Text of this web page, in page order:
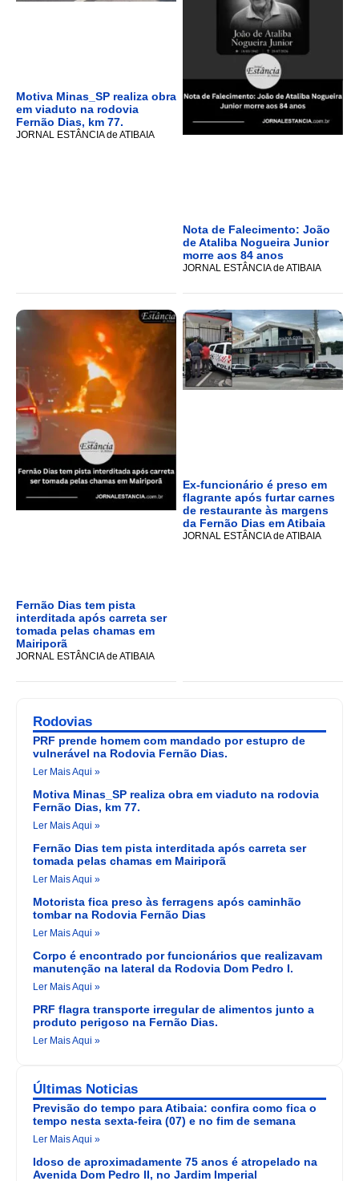
Motiva Minas_SP realiza obra
em viaduto na rodovia
Fernão Dias, km 77.
JORNAL ESTÂNCIA de ATIBAIA
Nota de Falecimento: João
de Ataliba Nogueira Junior
morre aos 84 anos
JORNAL ESTÂNCIA de ATIBAIA
Fernão Dias tem pista
interditada após carreta ser
tomada pelas chamas em
Mairiporã
JORNAL ESTÂNCIA de ATIBAIA
Ex-funcionário é preso em
flagrante após furtar carnes
de restaurante às margens
da Fernão Dias em Atibaia
JORNAL ESTÂNCIA de ATIBAIA
Rodovias
PRF prende homem com mandado por estupro de
vulnerável na Rodovia Fernão Dias.
Ler Mais Aqui »
Motiva Minas_SP realiza obra em viaduto na rodovia
Fernão Dias, km 77.
Ler Mais Aqui »
Fernão Dias tem pista interditada após carreta ser
tomada pelas chamas em Mairiporã
Ler Mais Aqui »
Motorista fica preso às ferragens após caminhão
tombar na Rodovia Fernão Dias
Ler Mais Aqui »
Corpo é encontrado por funcionários que realizavam
manutenção na lateral da Rodovia Dom Pedro I.
Ler Mais Aqui »
PRF flagra transporte irregular de alimentos junto a
produto perigoso na Fernão Dias.
Ler Mais Aqui »
Últimas Noticias
Previsão do tempo para Atibaia: confira como fica o
tempo nesta sexta-feira (07) e no fim de semana
Ler Mais Aqui »
Idoso de aproximadamente 75 anos é atropelado na
Avenida Dom Pedro II, no Jardim Imperial